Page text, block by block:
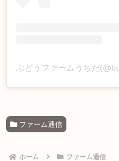
ファーム通信
ホーム ファーム通信